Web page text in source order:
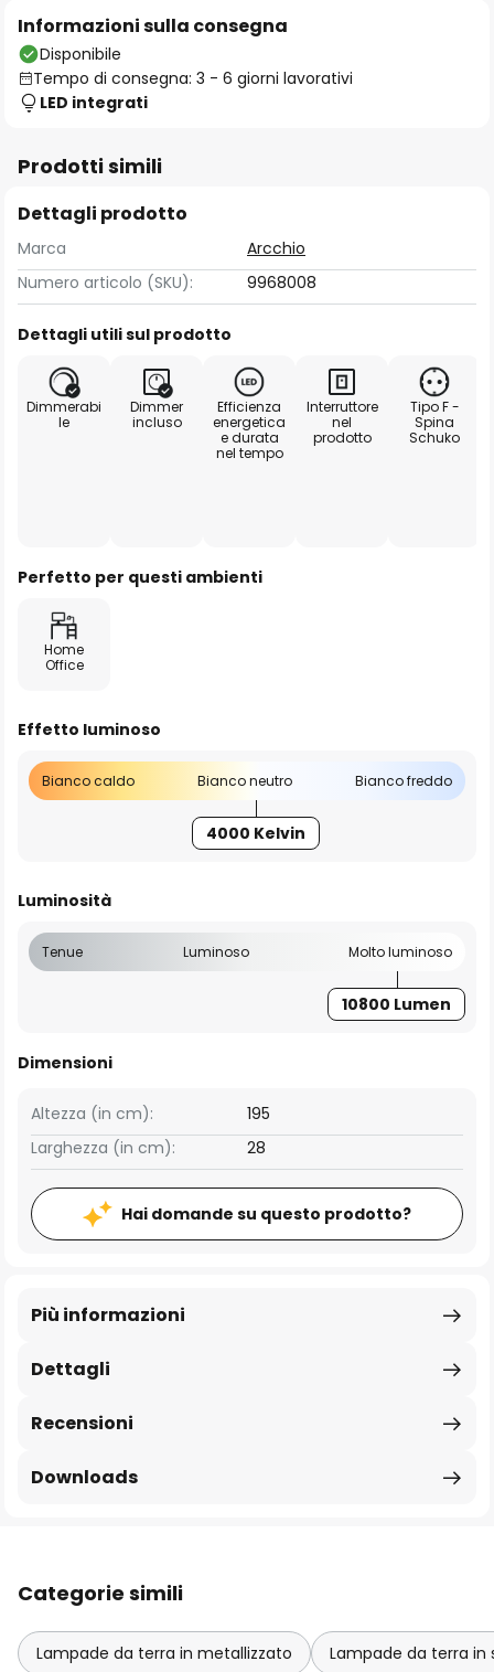
Informazioni sulla consegna
Disponibile
Tempo di consegna: 3 - 6 giorni lavorativi
LED integrati
Prodotti simili
Dettagli prodotto
Marca
Arcchio
Numero articolo (SKU):
9968008
Dettagli utili sul prodotto
Dimmerabi
le
Dimmer
incluso
Efficienza
energetica
e durata
nel tempo
Interruttore
nel
prodotto
Tipo F -
Spina
Schuko
Perfetto per questi ambienti
Home
Office
Effetto luminoso
Bianco caldo Bianco neutro Bianco freddo
4000 Kelvin
Luminosità
Tenue Luminoso Molto luminoso
10800 Lumen
Dimensioni
Larghezza (in cm): 28
Altezza (in cm): 195
Hai domande su questo prodotto?
Dettagli
Più informazioni
Recensioni
Downloads
Categorie simili
Lampade da terra in metallizzato Lampade da terra in